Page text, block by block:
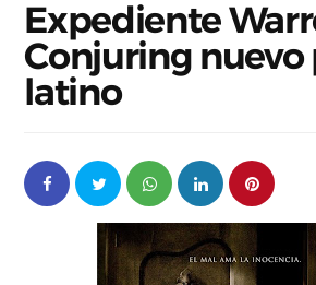
Expediente
Conjuring nuevo
latino